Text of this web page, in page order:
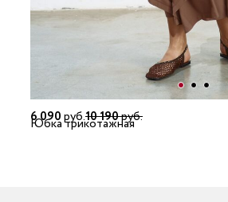
6 090руб.10 190руб.
Юбка трикотажная